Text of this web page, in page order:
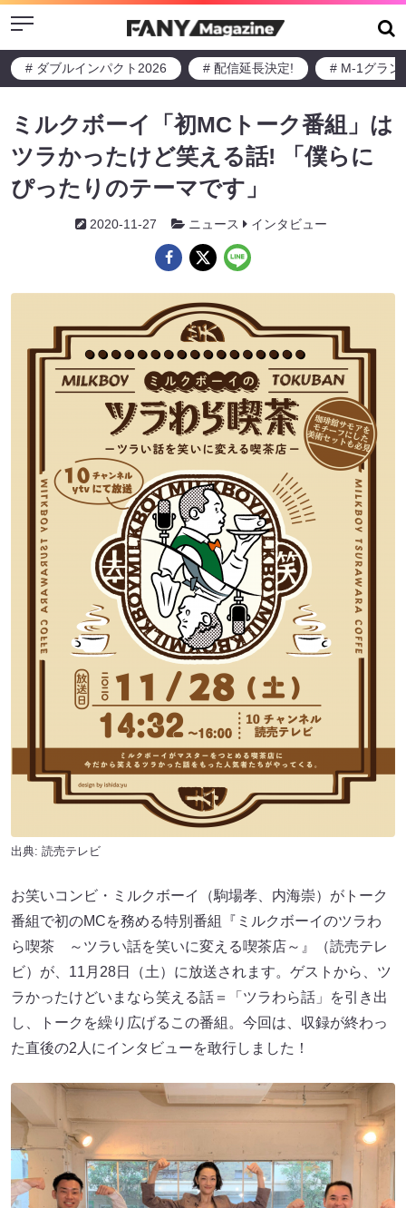
Menu
# ダブルインパクト2026 # 配信延長決定! # M-1グラン
ミルクボーイ「初MCトーク番組」は
ツラかったけど笑える話! 「僕らに
ぴったりのテーマです」
2020-11-27 ニュース インタビュー
出典: 読売テレビ
お笑いコンビ・ミルクボーイ（駒場孝、内海崇）がトーク
番組で初のMCを務める特別番組『ミルクボーイのツラわ
ら喫茶 ～ツラい話を笑いに変える喫茶店～』（読売テレ
ビ）が、11月28日（土）に放送されます。ゲストから、ツ
ラかったけどいまなら笑える話＝「ツラわら話」を引き出
し、トークを繰り広げるこの番組。今回は、収録が終わっ
た直後の2人にインタビューを敢行しました！